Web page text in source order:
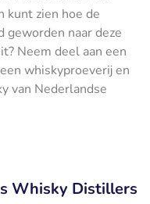
kunt zien hoe de
naar deze
Neem deel aan een
whiskyproeverij en
van Nederlandse
Whisky Distillers